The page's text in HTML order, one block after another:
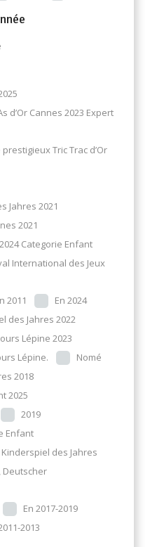
d’Or Cannes 2023 Expert
Tric Trac d’Or
Jahres 2021
2021
Categorie Enfant
International des Jeux
2011
En 2024
des Jahres 2022
Lépine 2023
Lépine.
Nomé
2018
2025
2019
Enfant
Kinderspiel des Jahres
Deutscher
En 2017-2019
2013